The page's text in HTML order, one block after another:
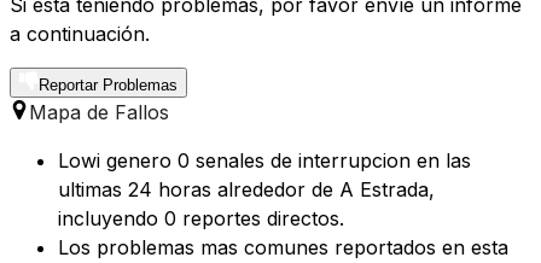
Si está teniendo problemas, por favor envíe un informe
a continuación.
Reportar Problemas
Mapa de Fallos
Lowi genero 0 senales de interrupcion en las
ultimas 24 horas alrededor de A Estrada,
incluyendo 0 reportes directos.
Los problemas mas comunes reportados en esta